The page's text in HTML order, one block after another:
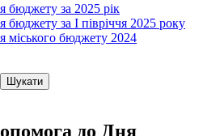
бюджету за 2025 рік
бюджету за І півріччя 2025 року
міського бюджету 2024
до Дня